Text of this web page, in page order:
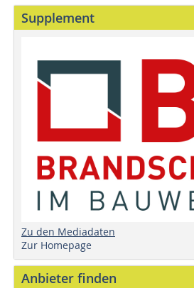
Supplement
Zu den Mediadaten
Zur Homepage
Anbieter finden